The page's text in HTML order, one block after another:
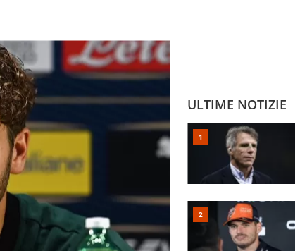
ULTIME NOTIZIE